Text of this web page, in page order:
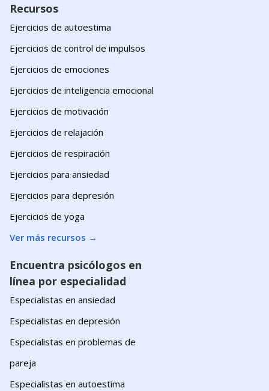
Recursos
Ejercicios de autoestima
Ejercicios de control de impulsos
Ejercicios de emociones
Ejercicios de inteligencia emocional
Ejercicios de motivación
Ejercicios de relajación
Ejercicios de respiración
Ejercicios para ansiedad
Ejercicios para depresión
Ejercicios de yoga
Ver más recursos →
Encuentra psicólogos en
línea por especialidad
Especialistas en ansiedad
Especialistas en depresión
Especialistas en problemas de
pareja
Especialistas en autoestima